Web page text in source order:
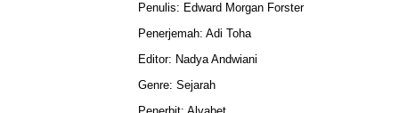
Penulis: Edward Morgan Forster
Penerjemah: Adi Toha
Editor: Nadya Andwiani
Genre: Sejarah